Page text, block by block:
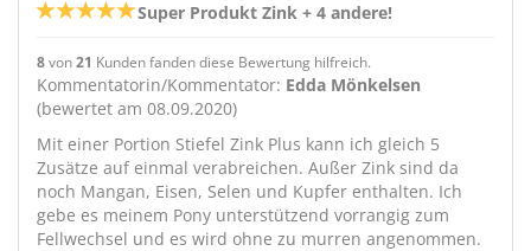
Super Produkt Zink + 4 andere!
8von21 Kunden fanden diese Bewertung hilfreich.
Kommentatorin/Kommentator: Edda Mönkelsen
(bewertet am 08.09.2020)
Mit einer Portion Stiefel Zink Plus kann ich gleich 5
Zusätze auf einmal verabreichen. Außer Zink sind da
noch Mangan, Eisen, Selen und Kupfer enthalten. Ich
gebe es meinem Pony unterstützend vorrangig zum
Fellwechsel und es wird ohne zu murren angenommen.